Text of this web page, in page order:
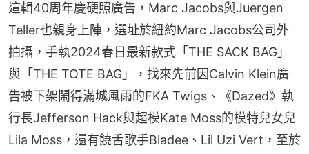
這輯40周年慶硬照廣告，Marc Jacobs與Juergen
Teller也親身上陣，選址於紐約Marc Jacobs公司外
拍攝，手執2024春日最新款式「THE SACK BAG」
與「THE TOTE BAG」，找來先前因Calvin Klein廣
告被下架鬧得滿城風雨的FKA Twigs、《Dazed》執
行長Jefferson Hack與超模Kate Moss的模特兒女兒
Lila Moss，還有饒舌歌手Bladee、Lil Uzi Vert，至於